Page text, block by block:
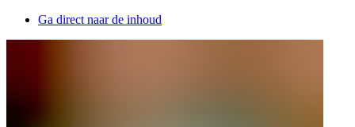
Ga direct naar de inhoud